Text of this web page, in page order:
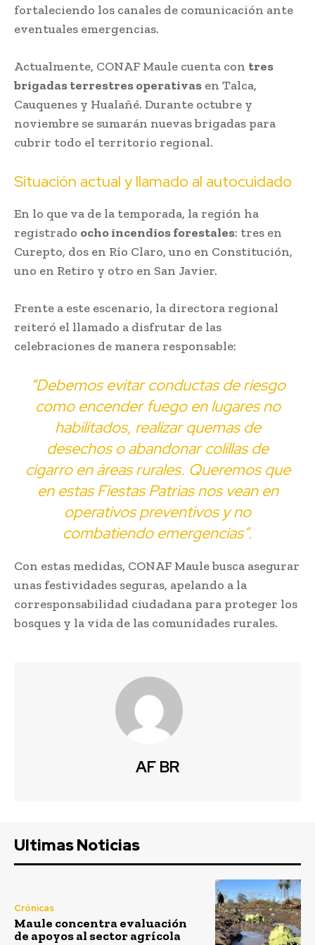
fortaleciendo los canales de comunicación ante
eventuales emergencias.
Actualmente, CONAF Maule cuenta con tres
brigadas terrestres operativas en Talca,
Cauquenes y Hualañé. Durante octubre y
noviembre se sumarán nuevas brigadas para
cubrir todo el territorio regional.
Situación actual y llamado al autocuidado
En lo que va de la temporada, la región ha
registrado ocho incendios forestales: tres en
Curepto, dos en Río Claro, uno en Constitución,
uno en Retiro y otro en San Javier.
Frente a este escenario, la directora regional
reiteró el llamado a disfrutar de las
celebraciones de manera responsable:
“Debemos evitar conductas de riesgo
como encender fuego en lugares no
habilitados, realizar quemas de
desechos o abandonar colillas de
cigarro en áreas rurales. Queremos que
en estas Fiestas Patrias nos vean en
operativos preventivos y no
combatiendo emergencias”.
Con estas medidas, CONAF Maule busca asegurar
unas festividades seguras, apelando a la
corresponsabilidad ciudadana para proteger los
bosques y la vida de las comunidades rurales.
AF BR
Ultimas Noticias
Crónicas
Maule concentra evaluación
de apoyos al sector agrícola